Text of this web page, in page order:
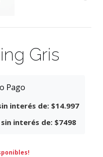
Gris
interés de: $14.997
interés de: $7498